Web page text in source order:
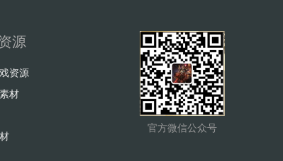
源
资源
材
官方微信公众号